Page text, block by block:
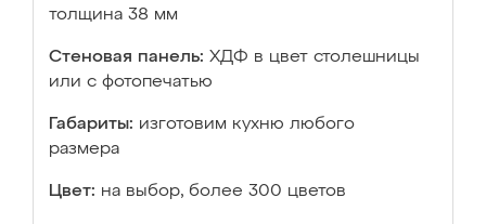
толщина 38 мм
Стеновая панель: ХДФ в цвет столешницы
или с фотопечатью
Габариты: изготовим кухню любого
размера
Цвет: на выбор, более 300 цветов